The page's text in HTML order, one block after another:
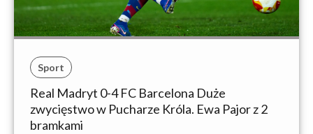
Sport
Real Madryt 0-4 FC Barcelona Duże
zwycięstwo w Pucharze Króla. Ewa Pajor z 2
bramkami